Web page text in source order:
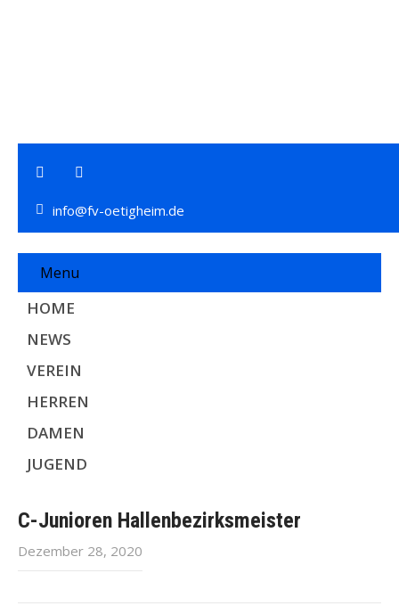
info@fv-oetigheim.de
Menu
HOME
NEWS
VEREIN
HERREN
DAMEN
JUGEND
C-Junioren Hallenbezirksmeister
Dezember 28, 2020